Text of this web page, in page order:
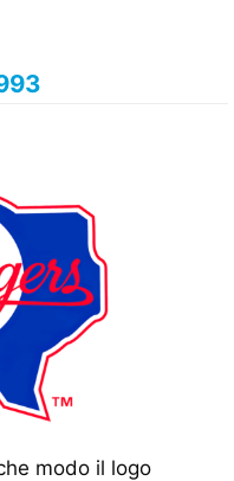
modo il logo